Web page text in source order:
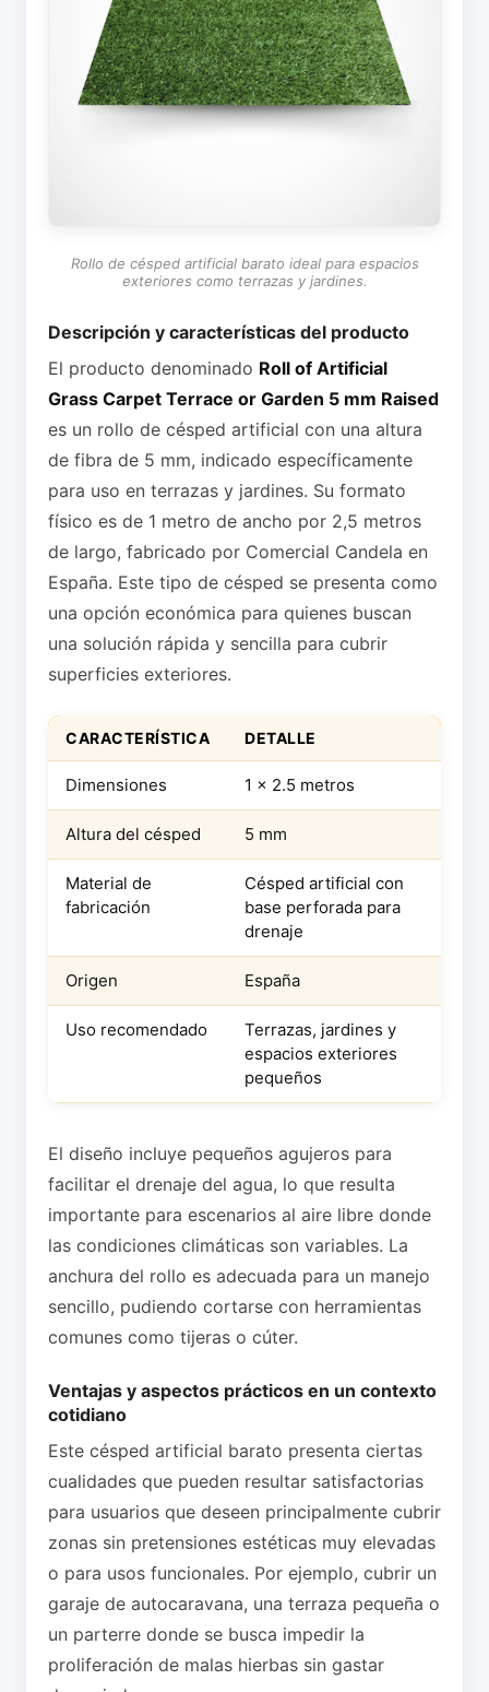
Rollo de césped artificial barato ideal para espacios
exteriores como terrazas y jardines.
Descripción y características del producto
El producto denominado Roll of Artificial
Grass Carpet Terrace or Garden 5 mm Raised
es un rollo de césped artificial con una altura
de fibra de 5 mm, indicado específicamente
para uso en terrazas y jardines. Su formato
físico es de 1 metro de ancho por 2,5 metros
de largo, fabricado por Comercial Candela en
España. Este tipo de césped se presenta como
una opción económica para quienes buscan
una solución rápida y sencilla para cubrir
superficies exteriores.
CARACTERÍSTICA DETALLE
Dimensiones 1 x 2.5 metros
Altura del césped 5 mm
Material de
fabricación
Césped artificial con
base perforada para
drenaje
Origen España
Uso recomendado
Terrazas, jardines y
espacios exteriores
pequeños
El diseño incluye pequeños agujeros para
facilitar el drenaje del agua, lo que resulta
importante para escenarios al aire libre donde
las condiciones climáticas son variables. La
anchura del rollo es adecuada para un manejo
sencillo, pudiendo cortarse con herramientas
comunes como tijeras o cúter.
Ventajas y aspectos prácticos en un contexto
cotidiano
Este césped artificial barato presenta ciertas
cualidades que pueden resultar satisfactorias
para usuarios que deseen principalmente cubrir
zonas sin pretensiones estéticas muy elevadas
o para usos funcionales. Por ejemplo, cubrir un
garaje de autocaravana, una terraza pequeña o
un parterre donde se busca impedir la
proliferación de malas hierbas sin gastar